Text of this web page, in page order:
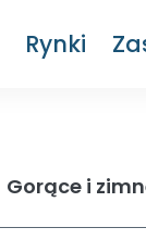
Rynki
Gorące i